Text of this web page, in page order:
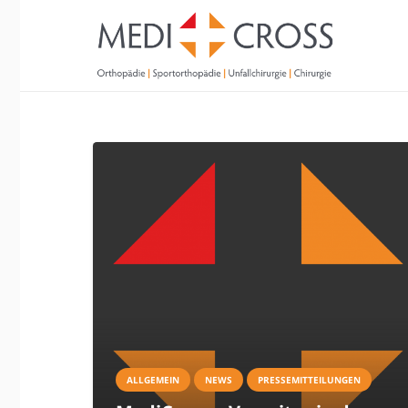
ALLGEMEIN NEWS PRESSEMITTEILUNGEN